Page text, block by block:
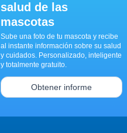
salud de las
mascotas
Sube una foto de tu mascota y recibe
al instante información sobre su salud
y cuidados. Personalizado, inteligente
y totalmente gratuito.
Obtener informe